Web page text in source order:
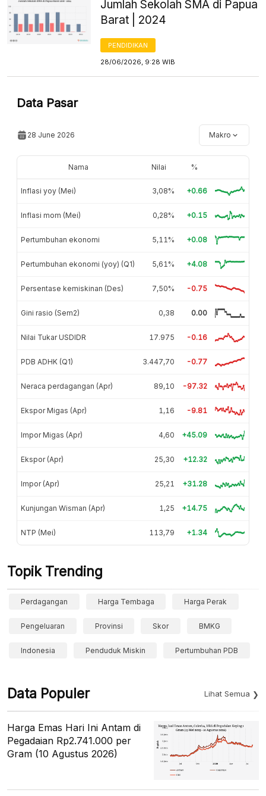
Jumlah Sekolah SMA di Papua
Barat | 2024
PENDIDIKAN
28/06/2026, 9:28 WIB
Data Pasar
28 June 2026 Makro
Nama Nilai %
Inflasi yoy (Mei) 3,08% +0.66
Inflasi mom (Mei) 0,28% +0.15
Pertumbuhan ekonomi 5,11% +0.08
Pertumbuhan ekonomi (yoy) (Q1) 5,61% +4.08
Persentase kemiskinan (Des) 7,50% -0.75
Gini rasio (Sem2) 0,38 0.00
Nilai Tukar USDIDR 17.975 -0.16
PDB ADHK (Q1) 3.447,70 -0.77
Neraca perdagangan (Apr) 89,10 -97.32
Ekspor Migas (Apr) 1,16 -9.81
Impor Migas (Apr) 4,60 +45.09
Ekspor (Apr) 25,30 +12.32
Impor (Apr) 25,21 +31.28
Kunjungan Wisman (Apr) 1,25 +14.75
NTP (Mei) 113,79 +1.34
Topik Trending
Perdagangan Harga Tembaga Harga Perak
Pengeluaran Provinsi Skor BMKG
Indonesia Penduduk Miskin Pertumbuhan PDB
Data Populer Lihat Semua
Harga Emas Hari Ini Antam di
Pegadaian Rp2.741.000 per
Gram (10 Agustus 2026)